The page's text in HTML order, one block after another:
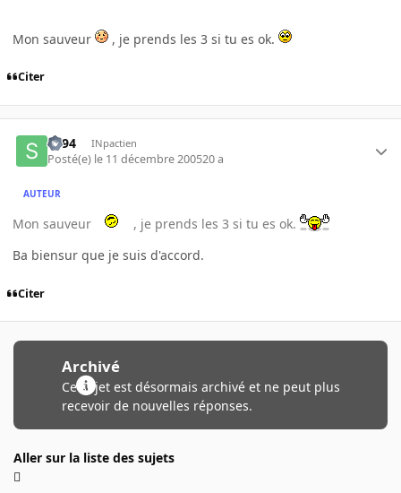
Mon sauveur , je prends les 3 si tu es ok.
Citer
sg94 INpactien
Posté(e) le 11 décembre 200520 a
AUTEUR
Mon sauveur
, je prends les 3 si tu es ok.
Ba biensur que je suis d'accord.
Citer
Archivé
Ce sujet est désormais archivé et ne peut plus
recevoir de nouvelles réponses.
Aller sur la liste des sujets